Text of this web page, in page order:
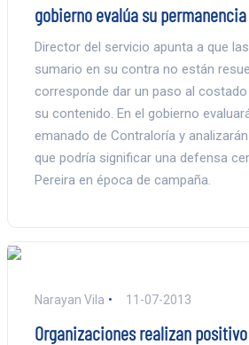
gobierno evalúa su permanencia
Director del servicio apunta a que
sumario en su contra no están
corresponde dar un paso al
su contenido. En el gobierno
emanado de Contraloría y
que podría significar una defensa
Pereira en época de campaña.
Narayan Vila 11-07-2013
Organizaciones realizan